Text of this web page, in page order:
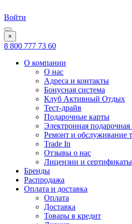
Войти
×
8 800 777 73 60
О компании
О нас
Адреса и контакты
Бонусная система
Клуб Активный Отдых
Тест-драйв
Подарочные карты
Электронная подарочная
Ремонт и обслуживание
Trade In
Отзывы о нас
Лицензии и сертификаты
Бренды
Распродажа
Оплата и доставка
Оплата
Доставка
Товары в кредит